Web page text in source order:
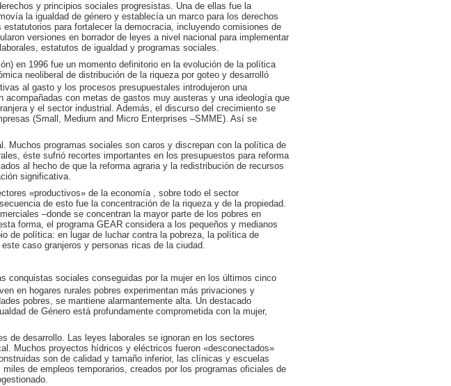
y principios sociales progresistas. Una de ellas fue la
la igualdad de género y establecía un marco para los derechos
para fortalecer la democracia, incluyendo comisiones de
versiones en borrador de leyes a nivel nacional para implementar
estatutos de igualdad y programas sociales.
en 1996 fue un momento definitorio en la evolución de la política
neoliberal de distribución de la riqueza por goteo y desarrolló
al gasto y los procesos presupuestales introdujeron una
con metas de gastos muy austeras y una ideología que
y el sector industrial. Además, el discurso del crecimiento se
(Small, Medium and Micro Enterprises –SMME). Así se
Muchos programas sociales son caros y discrepan con la política de
éste sufrió recortes importantes en los presupuestos para reforma
al hecho de que la reforma agraria y la redistribución de recursos
significativa.
«productivos» de la economía , sobre todo el sector
de esto fue la concentración de la riqueza y de la propiedad.
–donde se concentran la mayor parte de los pobres en
forma, el programa GEAR considera a los pequeños y medianos
de política: en lugar de luchar contra la pobreza, la política de
caso granjeros y personas ricas de la ciudad.
conquistas sociales conseguidas por la mujer en los últimos cinco
en hogares rurales pobres experimentan más privaciones y
pobres, se mantiene alarmantemente alta. Un destacado
de Género está profundamente comprometida con la mujer,
de desarrollo. Las leyes laborales se ignoran en los sectores
Muchos proyectos hídricos y eléctricos fueron «desconectados»
son de calidad y tamaño inferior, las clínicas y escuelas
de empleos temporarios, creados por los programas oficiales de